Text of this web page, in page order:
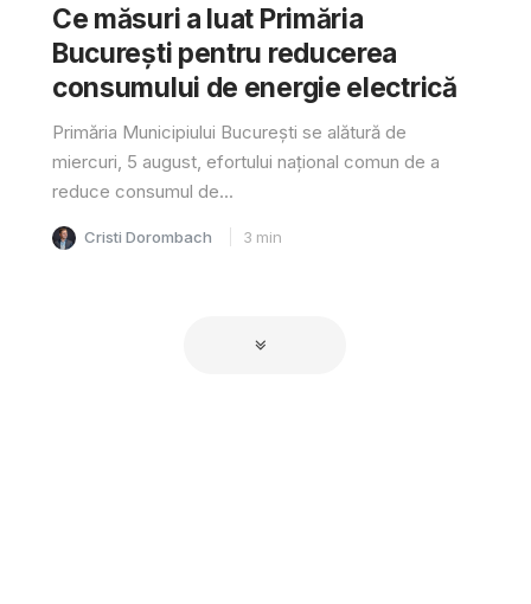
Ce măsuri a luat Primăria
București pentru reducerea
consumului de energie electrică
Primăria Municipiului București se alătură de
miercuri, 5 august, efortului național comun de a
reduce consumul de...
Cristi Dorombach 3 min